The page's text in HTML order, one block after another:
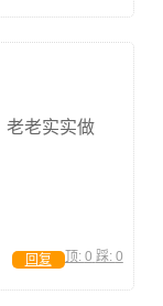
老老实实做
顶: 0 踩: 0
回复